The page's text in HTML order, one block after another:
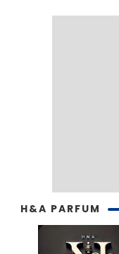
H&A PARFUM